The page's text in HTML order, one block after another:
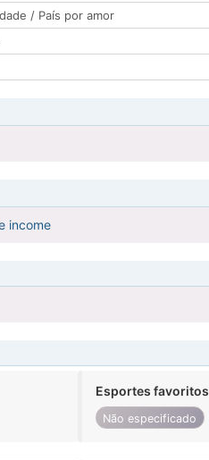
/ País por amor
income
Esportes favoritos
Não especificado